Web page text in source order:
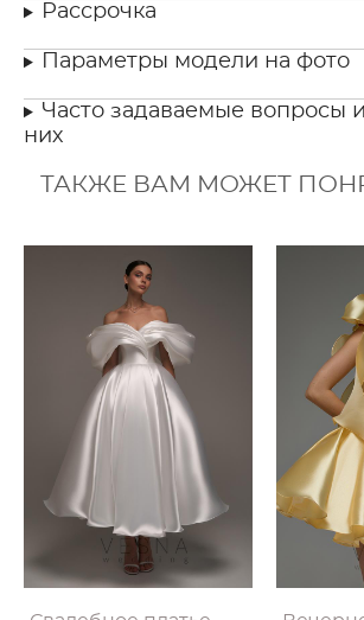
Рассрочка
Параметры модели на фото
Часто задаваемые вопросы
них
ТАКЖЕ ВАМ МОЖЕТ